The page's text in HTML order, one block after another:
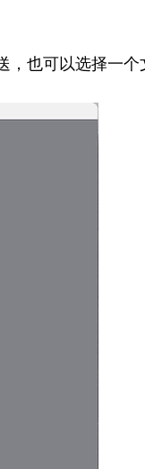
， 也可以选择一个